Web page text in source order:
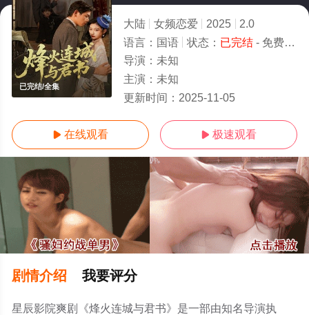
已完结/全集
大陆 女频恋爱 2025
2.0
语言： 国语 状态： 已完结- 免费在线观看
导演： 未知
主演： 未知
更新时间： 2025-11-05
 在线观看  极速观看
剧情介绍 我要评分
星辰影院爽剧《烽火连城与君书》是一部由知名导演执